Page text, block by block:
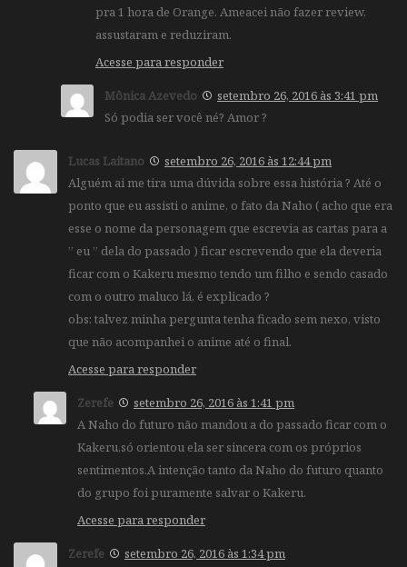
pra 1 hora de Orange. Ameacei não fazer review,
assustaram e reduziram.
Acesse para responder
Mônica Azevedo
setembro 26, 2016 às 3:41 pm
Só podia ser você né? Amor ?
Lucas Laitano
setembro 26, 2016 às 12:44 pm
Alguém ai me tira uma dúvida sobre essa história ? Até o
ponto que eu assisti o anime, o fato da Naho ( acho que era
esse o nome da personagem que escrevia as cartas para a
” eu ” dela do passado ) ficar escrevendo que ela deveria
ficar com o Kakeru mesmo tendo um filho e sendo casado
com o outro maluco lá, é explicado ?
obs: talvez minha pergunta tenha ficado sem nexo, visto
que não acompanhei o anime até o final.
Acesse para responder
Zerefe
setembro 26, 2016 às 1:41 pm
A Naho do futuro não mandou a do passado ficar com o
Kakeru,só orientou ela ser sincera com os próprios
sentimentos.A intenção tanto da Naho do futuro quanto
do grupo foi puramente salvar o Kakeru.
Acesse para responder
Zerefe setembro 26, 2016 às 1:34 pm